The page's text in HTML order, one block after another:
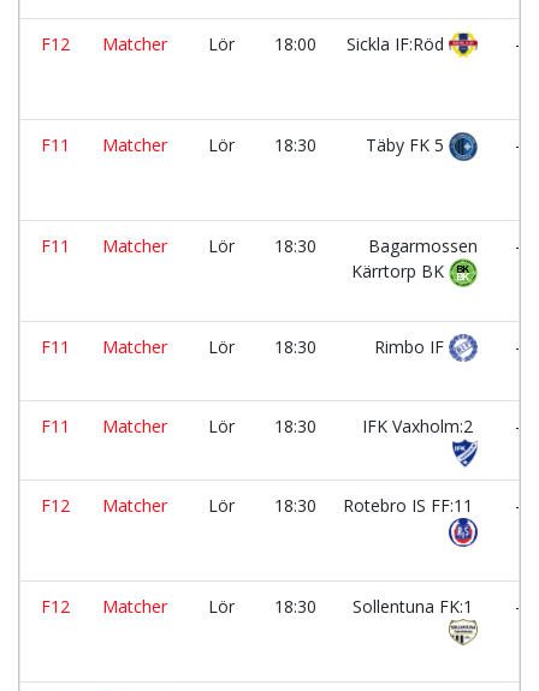
F12 Matcher Lör 18:00 Sickla IF:Röd -
F11 Matcher Lör 18:30 Täby FK 5 -
F11 Matcher Lör 18:30
Bagarmossen
Kärrtorp BK
-
F11 Matcher Lör 18:30 Rimbo IF -
F11 Matcher Lör 18:30 IFK Vaxholm:2 -
F12 Matcher Lör 18:30 Rotebro IS FF:11 -
F12 Matcher Lör 18:30 Sollentuna FK:1 -